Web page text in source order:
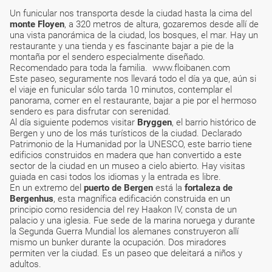
Un funicular nos transporta desde la ciudad hasta la cima del
monte Floyen, a 320 metros de altura, gozaremos desde allí de
una vista panorámica de la ciudad, los bosques, el mar. Hay un
restaurante y una tienda y es fascinante bajar a pie de la
montaña por el sendero especialmente diseñado.
Recomendado para toda la familia. www.floibanen.com
Este paseo, seguramente nos llevará todo el día ya que, aún si
el viaje en funicular sólo tarda 10 minutos, contemplar el
panorama, comer en el restaurante, bajar a pie por el hermoso
sendero es para disfrutar con serenidad.
Al día siguiente podemos visitar Bryggen, el barrio histórico de
Bergen y uno de los más turísticos de la ciudad. Declarado
Patrimonio de la Humanidad por la UNESCO, este barrio tiene
edificios construidos en madera que han convertido a este
sector de la ciudad en un museo a cielo abierto. Hay visitas
guiada en casi todos los idiomas y la entrada es libre.
En un extremo del puerto de Bergen está la fortaleza de
Bergenhus, esta magnífica edificación construida en un
principio como residencia del rey Haakon IV, consta de un
palacio y una iglesia. Fue sede de la marina noruega y durante
la Segunda Guerra Mundial los alemanes construyeron allí
mismo un bunker durante la ocupación. Dos miradores
permiten ver la ciudad. Es un paseo que deleitará a niños y
adultos.